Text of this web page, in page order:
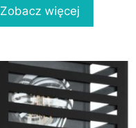
Zobacz więcej